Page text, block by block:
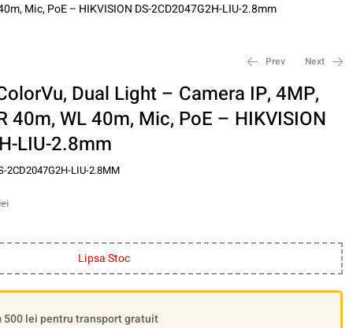
Mic, PoE – HIKVISION DS-2CD2047G2H-LIU-2.8mm
Prev
254,28lei
174,08lei
Next
59,80lei
45,37lei
Dual Light – Camera IP, 4MP,
40m, WL 40m, Mic, PoE – HIKVISION
LIU-2.8mm
2CD2047G2H-LIU-2.8MM
Lipsa Stoc
500 lei pentru transport gratuit